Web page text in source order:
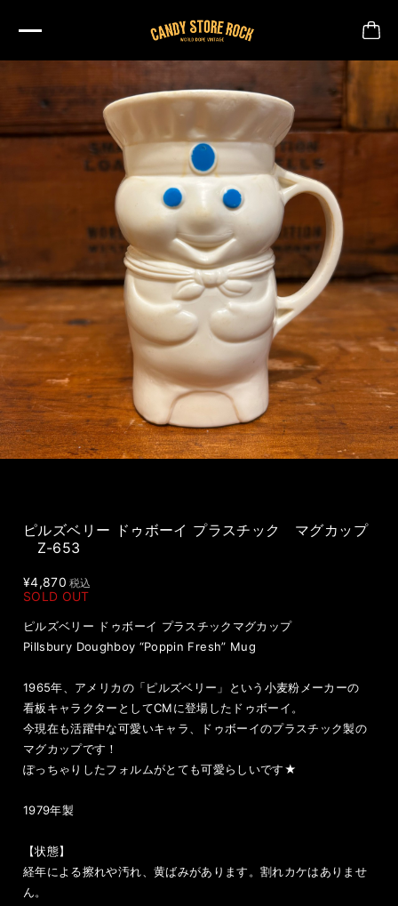
ピルズベリー ドゥボーイ プラスチック マグカップ
Z-653
¥4,870 税込
SOLD OUT
ピルズベリー ドゥボーイ プラスチックマグカップ
Pillsbury Doughboy “Poppin Fresh” Mug
1965年、アメリカの「ピルズベリー」という小麦粉メーカーの
看板キャラクターとしてCMに登場したドゥボーイ。
今現在も活躍中な可愛いキャラ、ドゥボーイのプラスチック製の
マグカップです！
ぽっちゃりしたフォルムがとても可愛らしいです★
1979年製
【状態】
経年による擦れや汚れ、黄ばみがあります。割れカケはありませ
ん。